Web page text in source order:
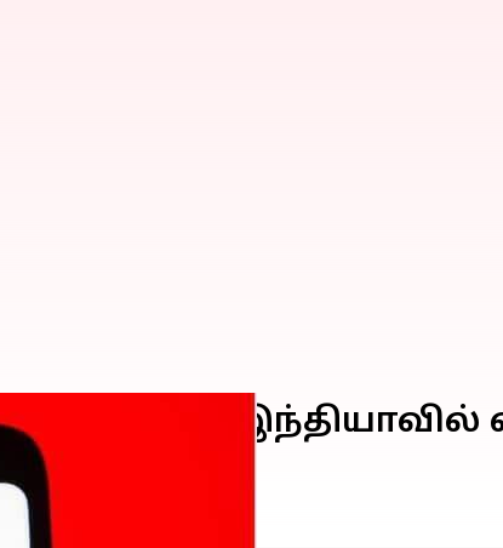
இந்தியாவில்
திட்டம்